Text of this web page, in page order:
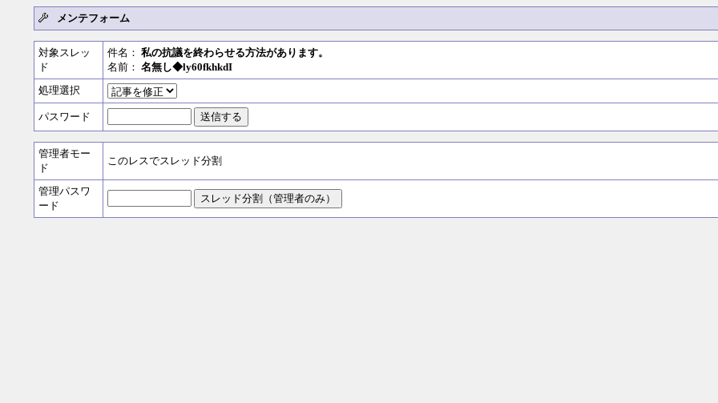
メンテフォーム
対象スレッ
ド
件名： 私の抗議を終わらせる方法があります。
名前： 名無し◆ly60fkhkdI
処理選択
パスワード
管理者モー
ド
このレスでスレッド分割
管理パスワ
ード